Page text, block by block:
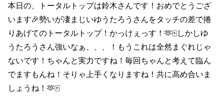
本日の、トータルトップは鈴木さんです！おめでとうござ
います🎉勢いが凄まじいゆうたろうさんをタッチの差で捲
りあげてのトータルトップ！かっけぇっす！🫶🀄️しかしゆ
うたろうさん強いなぁ、、、！もうこれは全然まぐれじゃ
ないです！ちゃんと実力ですね！毎回ちゃんと考えて臨ん
でますもんね！そりゃ上手くなりますね！共に高め合いま
しょうね！🫶🀄️